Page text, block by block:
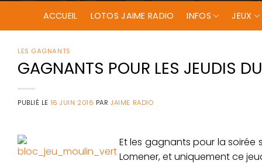
ACCUEIL LOTOS JAIME RADIO INFOS JEUX
LES GAGNANTS
GAGNANTS POUR LES JEUDIS
PUBLIÉ LE 16 JUIN 2016 PARJAIME RADIO
Et les gagnants pour la soirée
Lomener, et uniquement ce